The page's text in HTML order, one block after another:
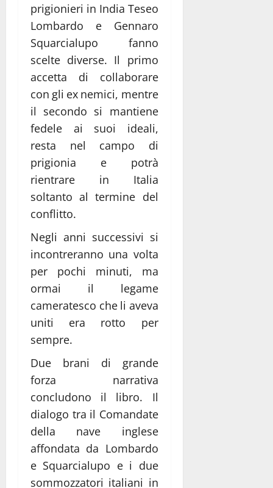
prigionieri in India Teseo
Lombardo e Gennaro
Squarcialupo fanno
scelte diverse. Il primo
accetta di collaborare
con gli ex nemici, mentre
il secondo si mantiene
fedele ai suoi ideali,
resta nel campo di
prigionia e potrà
rientrare in Italia
soltanto al termine del
conflitto.
Negli anni successivi si
incontreranno una volta
per pochi minuti, ma
ormai il legame
cameratesco che li aveva
uniti era rotto per
sempre.
Due brani di grande
forza narrativa
concludono il libro. Il
dialogo tra il Comandate
della nave inglese
affondata da Lombardo
e Squarcialupo e i due
sommozzatori italiani in